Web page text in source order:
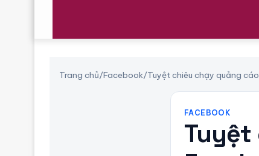
Trang chủ/Facebook/Tuyệt chiêu chạy quảng
FACEBOOK
Tuyệt